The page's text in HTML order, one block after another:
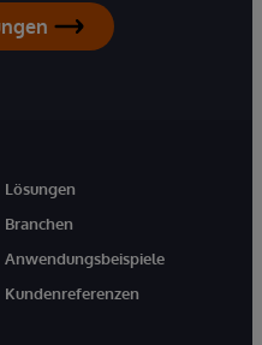
Lösungen
Branchen
Anwendungsbeispiele
Kundenreferenzen